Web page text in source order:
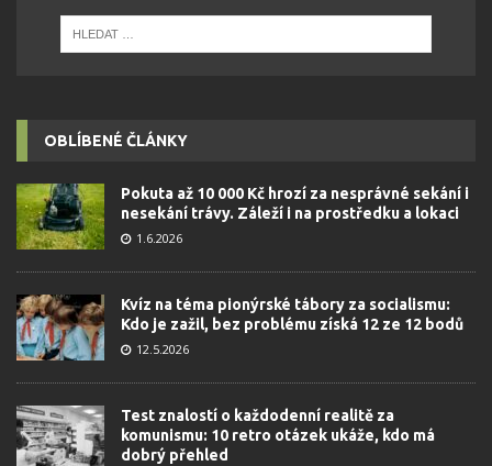
OBLÍBENÉ ČLÁNKY
Pokuta až 10 000 Kč hrozí za nesprávné sekání i
nesekání trávy. Záleží i na prostředku a lokaci
1.6.2026
Kvíz na téma pionýrské tábory za socialismu:
Kdo je zažil, bez problému získá 12 ze 12 bodů
12.5.2026
Test znalostí o každodenní realitě za
komunismu: 10 retro otázek ukáže, kdo má
dobrý přehled